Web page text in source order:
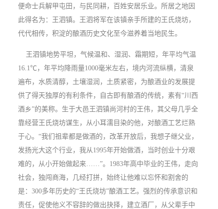
便命士兵解甲屯田，与民同耕，百姓安居乐业。所居之地因
此得名为：王泗镇。王泗将军在该镇亲手所建的王氏烧坊，
代代相传，积淀的酿酒历史文化至今滋养着当地民生。
王泗镇地势平坦，气候温和、湿润、霜期短，年平均气温
16.1℃，年平均降雨量1000毫米左右，境内河流纵横，清泉
遍布，水质清醇，土壤湿润，土质紧密，为酿酒业的发展提
供了得天独厚的有利条件，自古即有酿酒的传统，素有“川西
酒乡”的美称。生于大邑王泗镇尚河村的王伟，其父母几乎全
靠经营王氏烧坊谋生，从小耳濡目染的他，对酿酒工艺烂熟
于心。“我们祖辈都是做酒的，改革开放后，我想子继父业，
发扬光大这个行业，我从1995年开始做酒，当时创业十分艰
难的，从小开始做起来……”。1983年高中毕业的王伟，走向
社会，独闯商海，几经打拼，始终让他难以忘怀和割舍的
是：300多年历史的“王氏烧坊”酿酒工艺。强烈的传承意识和
责任，促使他义不容辞的做出抉择，建立酒厂，从父辈手中